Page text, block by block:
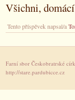
Všichni,
Tento příspěvek napsal/a
Farní sbor Českobratrské
http://stare.pardubicce.cz